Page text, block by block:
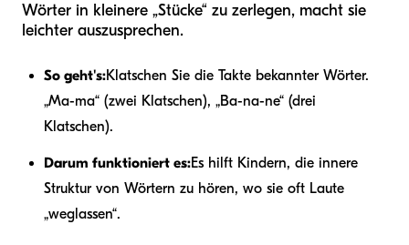
Wörter in kleinere „Stücke“ zu zerlegen, macht sie
leichter auszusprechen.
So geht's:Klatschen Sie die Takte bekannter Wörter.
„Ma-ma“ (zwei Klatschen), „Ba-na-ne“ (drei
Klatschen).
Darum funktioniert es:Es hilft Kindern, die innere
Struktur von Wörtern zu hören, wo sie oft Laute
„weglassen“.